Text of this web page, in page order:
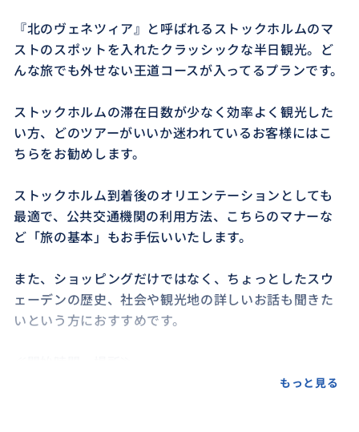
『北のヴェネツィア』と呼ばれるストックホルムのマ
ストのスポットを入れたクラッシックな半日観光。ど
んな旅でも外せない王道コースが入ってるプランです。
ストックホルムの滞在日数が少なく効率よく観光した
い方、どのツアーがいいか迷われているお客様にはこ
ちらをお勧めします。
ストックホルム到着後のオリエンテーションとしても
最適で、公共交通機関の利用方法、こちらのマナーな
ど「旅の基本」もお手伝いいたします。
また、ショッピングだけではなく、ちょっとしたスウ
ェーデンの歴史、社会や観光地の詳しいお話も聞きた
いという方におすすめです。
🔶お客様滞在先ホテルスタート、旧市街で終了もっと見る